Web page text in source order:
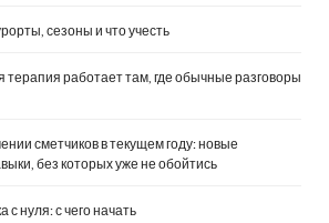
сезоны и что учесть
терапия работает там, где обычные разговоры
сметчиков в текущем году: новые
без которых уже не обойтись
с нуля: с чего начать